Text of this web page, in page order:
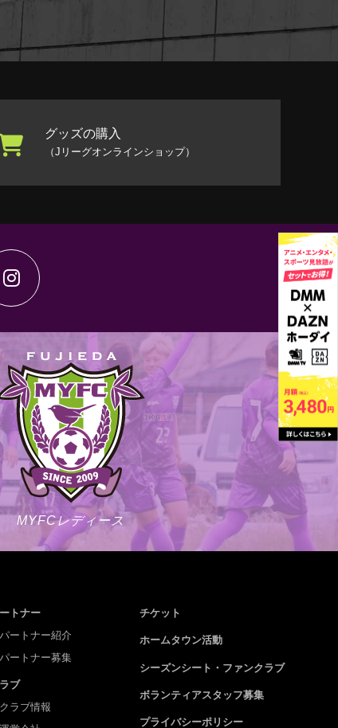
グッズの購入
（Jリーグオンラインショップ）
MYFCレディース
トナー
パートナー紹介
パートナー募集
ブ
クラブ情報
チケット
ホームタウン活動
シーズンシート・ファンクラブ
ボランティアスタッフ募集
プライバシーポリシー